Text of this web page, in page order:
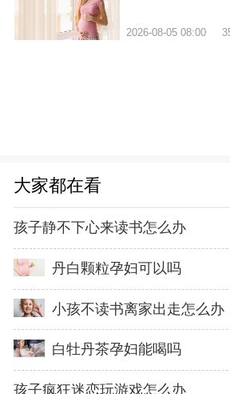
2026-08-05 08:00
大家都在看
孩子静不下心来读书怎么办
丹白颗粒孕妇可以吗
小孩不读书离家出走怎么办
白牡丹茶孕妇能喝吗
孩子疯狂迷恋玩游戏怎么办